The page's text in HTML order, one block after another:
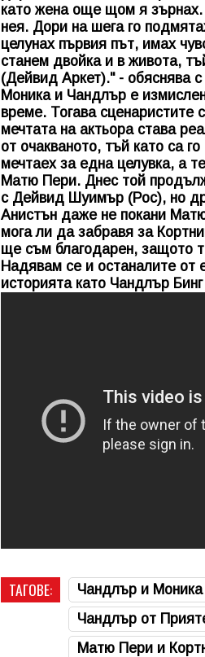
като жена още щом я
нея. Дори на шега го
целунах първия път, имах
станем двойка и в живота,
(Дейвид Аркет)." - обяснява
Моника и Чандлър е
време. Тогава сценаристите
мечтата на актьора става
от очакваното, тъй като са
мечтаех за една целувка, а
Матю Пери. Днес той
с Дейвид Шуимър (Рос), но
Анистън даже не покани
мога ли да забравя за
ще съм благодарен, защото
Надявам се и останалите от
историята като Чандлър
ТАГОВЕ: Чандлър и Моника
Чандлър от
Матю Пери и